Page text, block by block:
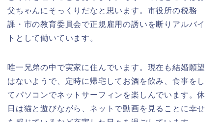
父ちゃんにそっくりだなと思います。市役所の税務
課・市の教育委員会で正規雇用の誘いを断りアルバイ
トとして働いています。
唯一兄弟の中で実家に住んでいます。現在も結婚願望
はないようで、定時に帰宅してお酒を飲み、食事をし
てパソコンでネットサーフィンを楽しんでいます。休
日は猫と遊びながら、ネットで動画を見ることに幸せ